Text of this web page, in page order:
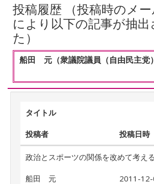
投稿履歴 （投稿時のメ
により以下の記事が抽出
た）
船田 元（衆議院議員（自由民主党
タイトル
投稿者 投稿日時
政治とスポーツの関係を改めて考える
船田 元 2011-